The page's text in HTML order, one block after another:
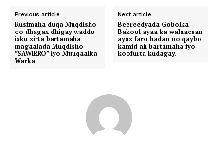
Previous article
Kusimaha duqa Muqdisho
oo dhagax dhigay waddo
isku xirta bartamaha
magaalada Muqdisho
”SAWIRRO” iyo Muuqaalka
Warka.
Next article
Beereedyada Gobolka
Bakool ayaa ka walaacsan
ayax faro badan oo qaybo
kamid ah bartamaha iyo
koofurta kudagay.